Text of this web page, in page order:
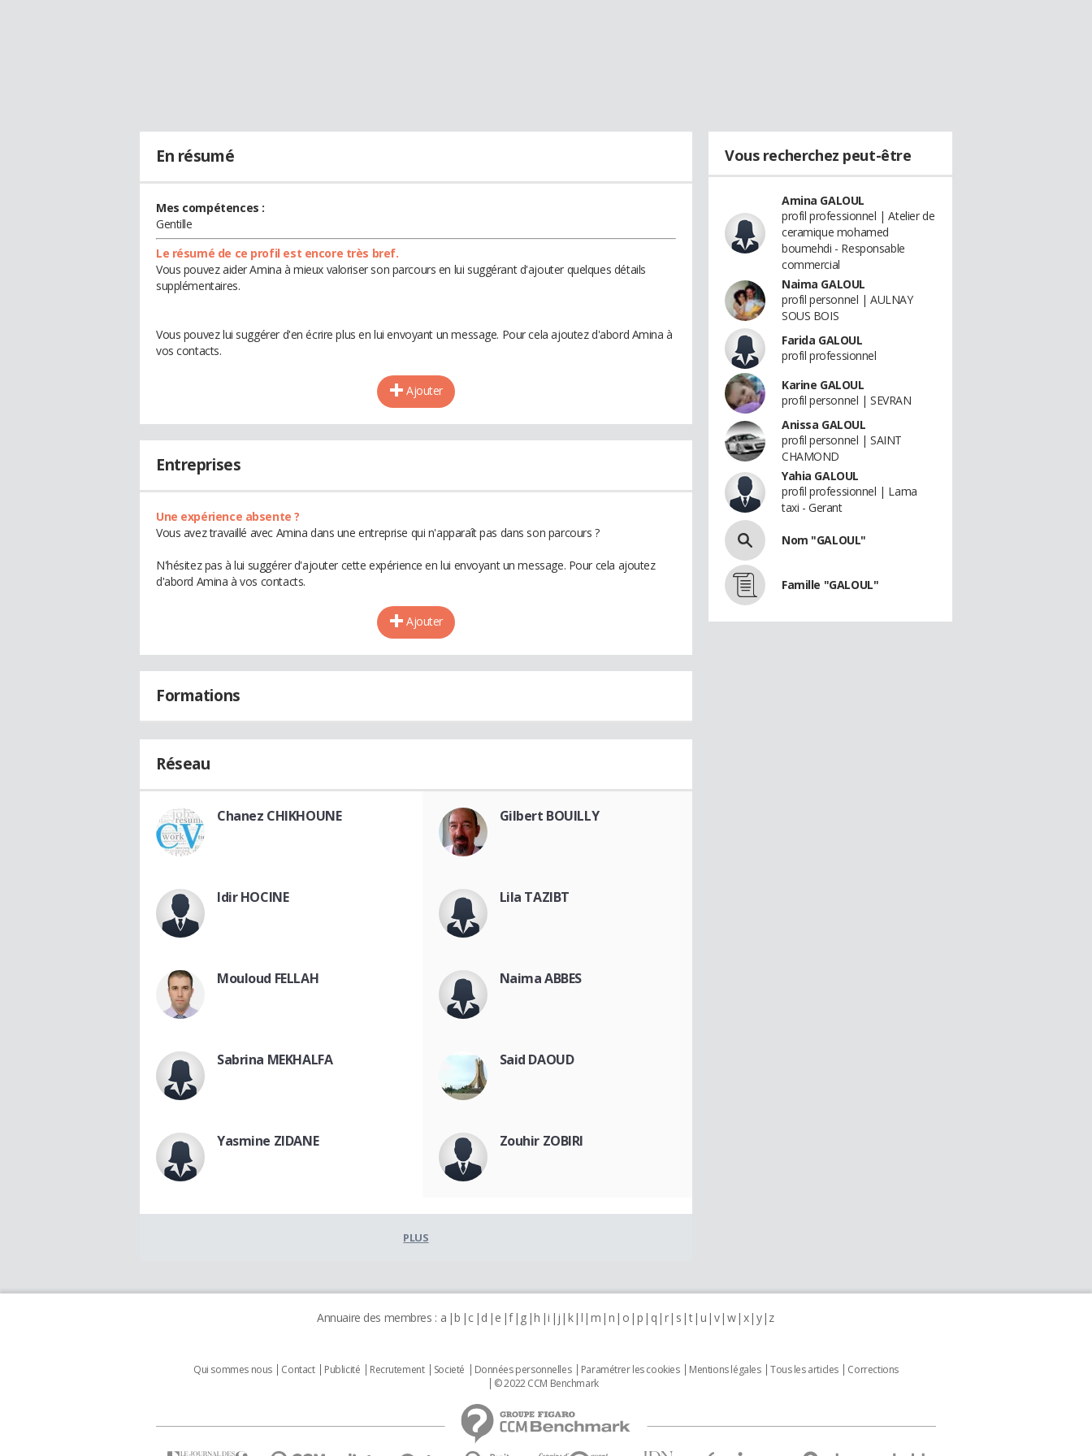
En résumé
Mes compétences :
Gentille
Le résumé de ce profil est encore très bref.
Vous pouvez aider Amina à mieux valoriser son parcours en lui suggérant d'ajouter quelques détails
supplémentaires.
Vous pouvez lui suggérer d'en écrire plus en lui envoyant un message. Pour cela ajoutez d'abord Amina à
vos contacts.
Ajouter
Entreprises
Une expérience absente ?
Vous avez travaillé avec Amina dans une entreprise qui n'apparaît pas dans son parcours ?
N'hésitez pas à lui suggérer d'ajouter cette expérience en lui envoyant un message. Pour cela ajoutez
d'abord Amina à vos contacts.
Ajouter
Formations
Réseau
Chanez CHIKHOUNE Gilbert BOUILLY
Idir HOCINE Lila TAZIBT
Mouloud FELLAH Naima ABBES
Sabrina MEKHALFA Said DAOUD
Yasmine ZIDANE Zouhir ZOBIRI
PLUS
Vous recherchez peut-être
Amina GALOUL
profil professionnel | Atelier de
ceramique mohamed
boumehdi - Responsable
commercial
Naima GALOUL
profil personnel | AULNAY
SOUS BOIS
Farida GALOUL
profil professionnel
Karine GALOUL
profil personnel | SEVRAN
Anissa GALOUL
profil personnel | SAINT
CHAMOND
Yahia GALOUL
profil professionnel | Lama
taxi - Gerant
Nom "GALOUL"
Famille "GALOUL"
Annuaire des membres : a b c d e f g h i j k l m n o p q r s t u v w x y z
Qui sommes nous Contact Publicité Recrutement Societé Données personnelles Paramétrer les cookies Mentions légales Tous les articles
Corrections
© 2022 CCM Benchmark